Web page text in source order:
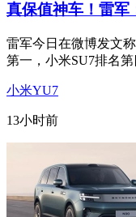
真保值神车！雷军
雷军今日在微博发文
第一，小米SU7排名
小米YU7
13小时前